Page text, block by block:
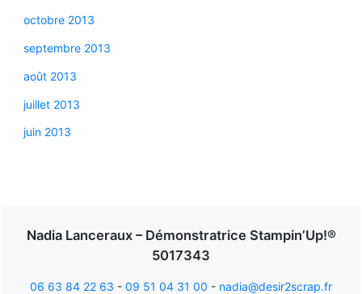
octobre 2013
septembre 2013
août 2013
juillet 2013
juin 2013
Nadia Lanceraux – Démonstratrice Stampin’Up!®
5017343
06 63 84 22 63 - 09 51 04 31 00 - nadia@desir2scrap.fr